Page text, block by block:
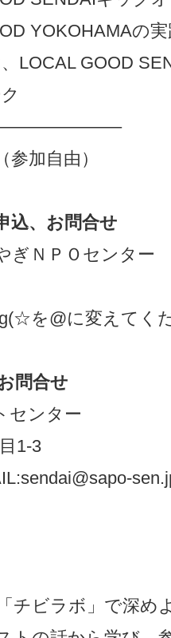
YOKOHAMAの
LOCAL GOOD
加自由）
込、お問合せ
ぎＮＰＯセンター
を@に変えてく
問合せ
センター
1-3
チビラボ」で深め